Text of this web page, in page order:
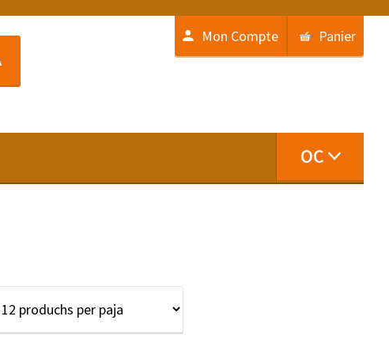
Mon Compte Panier
OC